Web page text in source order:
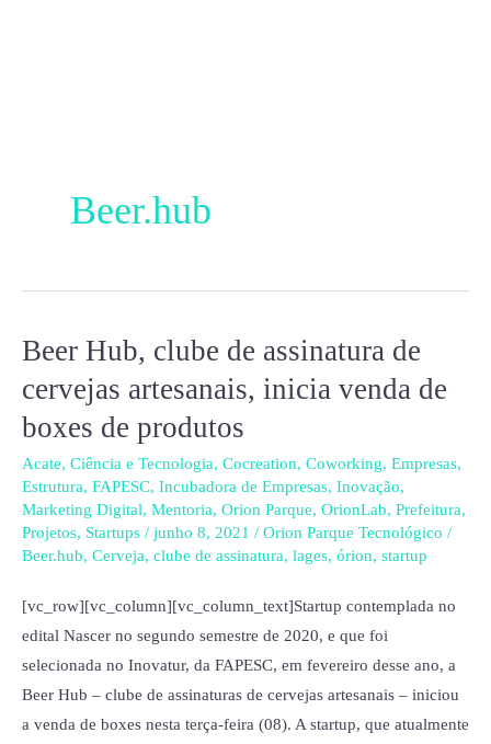
Beer.hub
Beer Hub, clube de assinatura de
cervejas artesanais, inicia venda de
boxes de produtos
Acate, Ciência e Tecnologia, Cocreation, Coworking, Empresas,
Estrutura, FAPESC, Incubadora de Empresas, Inovação,
Marketing Digital, Mentoria, Orion Parque, OrionLab, Prefeitura,
Projetos, Startups / junho 8, 2021 / Orion Parque Tecnológico /
Beer.hub, Cerveja, clube de assinatura, lages, órion, startup
[vc_row][vc_column][vc_column_text]Startup contemplada no
edital Nascer no segundo semestre de 2020, e que foi
selecionada no Inovatur, da FAPESC, em fevereiro desse ano, a
Beer Hub – clube de assinaturas de cervejas artesanais – iniciou
a venda de boxes nesta terça-feira (08). A startup, que atualmente
Beer
clube
de
assinatura
de
artesanais,
venda
de
boxes
de
produtos